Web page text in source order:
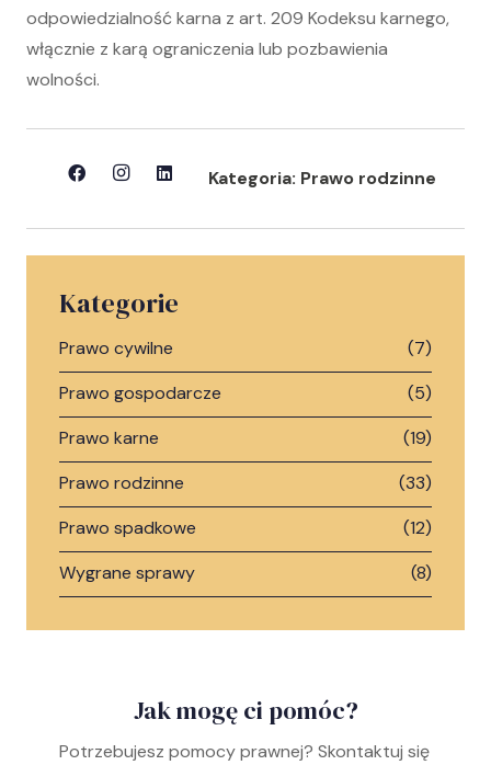
odpowiedzialność karna z art. 209 Kodeksu karnego,
włącznie z karą ograniczenia lub pozbawienia
wolności.
Kategoria: Prawo rodzinne
Kategorie
Prawo cywilne
(7)
Prawo gospodarcze
(5)
Prawo karne
(19)
Prawo rodzinne
(33)
Prawo spadkowe
(12)
Wygrane sprawy
(8)
Jak mogę ci pomóc?
Potrzebujesz pomocy prawnej? Skontaktuj się